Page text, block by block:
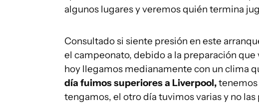
algunos lugares y veremos quién termina
Consultado si siente presión en este
el campeonato, debido a la preparación
hoy llegamos medianamente con un clima
día fuimos superiores a Liverpool,tenemos
tengamos, el otro día tuvimos varias y no